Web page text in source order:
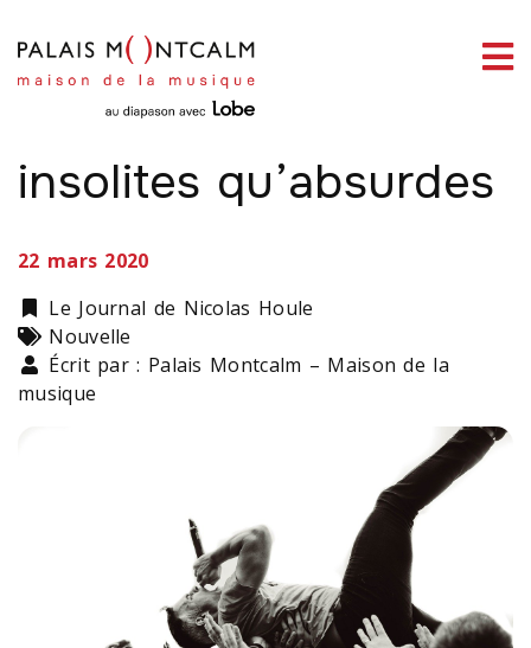
LA VIE DES STARS
6 annulations aussi
insolites qu’absurdes
22 mars 2020
Catégorie
Le Journal de Nicolas Houle
Types
Nouvelle
Écrit par : Palais Montcalm – Maison de la
musique